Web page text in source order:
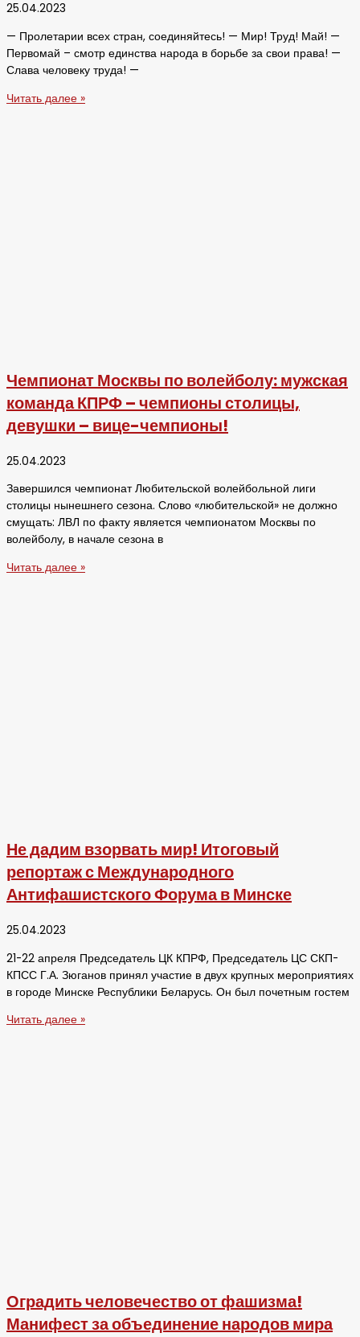
25.04.2023
— Пролетарии всех стран, соединяйтесь! — Мир! Труд! Май! —
Первомай – смотр единства народа в борьбе за свои права! —
Слава человеку труда! —
Читать далее »
Чемпионат Москвы по волейболу: мужская
команда КПРФ – чемпионы столицы,
девушки – вице-чемпионы!
25.04.2023
Завершился чемпионат Любительской волейбольной лиги
столицы нынешнего сезона. Слово «любительской» не должно
смущать: ЛВЛ по факту является чемпионатом Москвы по
волейболу, в начале сезона в
Читать далее »
Не дадим взорвать мир! Итоговый
репортаж с Международного
Антифашистского Форума в Минске
25.04.2023
21-22 апреля Председатель ЦК КПРФ, Председатель ЦС СКП-
КПСС Г.А. Зюганов принял участие в двух крупных мероприятиях
в городе Минске Республики Беларусь. Он был почетным гостем
Читать далее »
Оградить человечество от фашизма!
Манифест за объединение народов мира